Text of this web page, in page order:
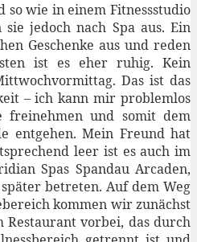
so wie in einem Fitnessstudio
jedoch nach Spa aus. Ein
Geschenke aus und reden
ist es eher ruhig. Kein
Das ist das
– ich kann mir problemlos
und somit dem
entgehen. Mein Freund hat
leer ist es auch im
Spas Spandau Arcaden,
betreten. Auf dem Weg
kommen wir zunächst
Restaurant vorbei, das durch